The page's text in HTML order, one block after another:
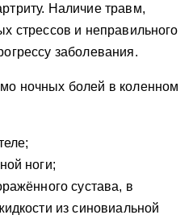
Наличие травм,
стрессов и неправильного
заболевания.
ночных болей в коленном
ноги;
сустава, в
из синовиальной